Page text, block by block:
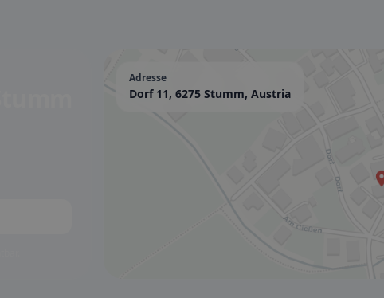
Adresse
Dorf 11, 6275 Stumm, Austria